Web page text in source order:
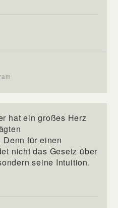
hat ein großes Herz
für einen
nicht das Gesetz über
seine Intuition.